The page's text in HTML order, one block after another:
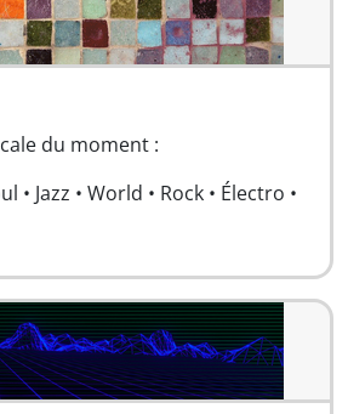
du moment :
• Jazz • World • Rock • Électro •